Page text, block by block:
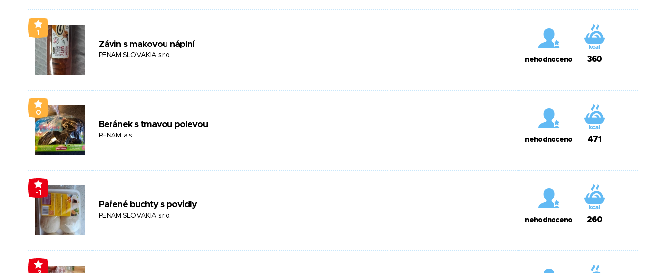
1
Závin s makovou náplní
PENAM SLOVAKIA s.r.o.
nehodnoceno 360
0
Beránek s tmavou polevou
PENAM, a.s.
nehodnoceno 471
-1
Pařené buchty s povidly
PENAM SLOVAKIA s.r.o.
nehodnoceno 260